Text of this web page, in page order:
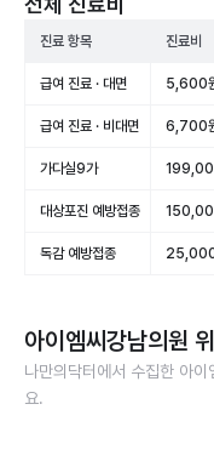
진료 항목 진료비
급여 진료 · 대면 5,600
급여 진료 · 비대면 6,700
가다실9가
대상포진 예방접종
독감 예방접종
아이엠씨강남의원
나만의닥터에서 수집한 아이
요.